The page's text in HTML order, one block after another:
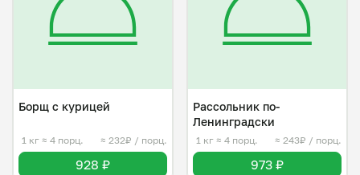
Борщ с курицей
1 кг ≈ 4 порц. ≈ 232₽ / порц.
928 ₽
Рассольник по-
Ленинградски
1 кг ≈ 4 порц. ≈ 243₽ / порц.
973 ₽